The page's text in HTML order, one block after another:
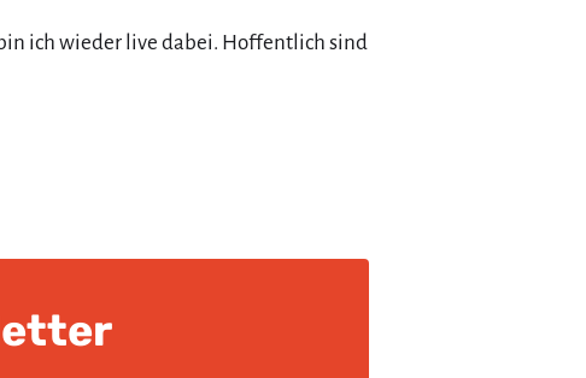
ich wieder live dabei. Hoffentlich sind